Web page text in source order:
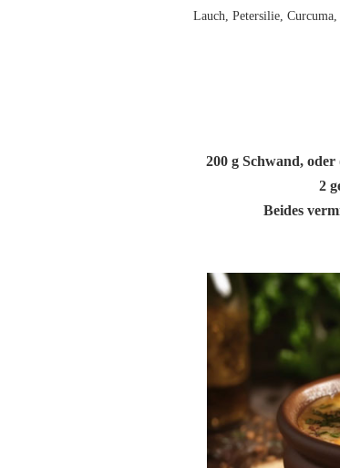
Lauch, Petersilie,
200 g Schwand,
2
Beides